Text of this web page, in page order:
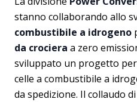
stanno collaborando allo
combustibile a idrogeno
da crociera a zero
sviluppato un progetto
celle a combustibile a
da spedizione. Il collaudo